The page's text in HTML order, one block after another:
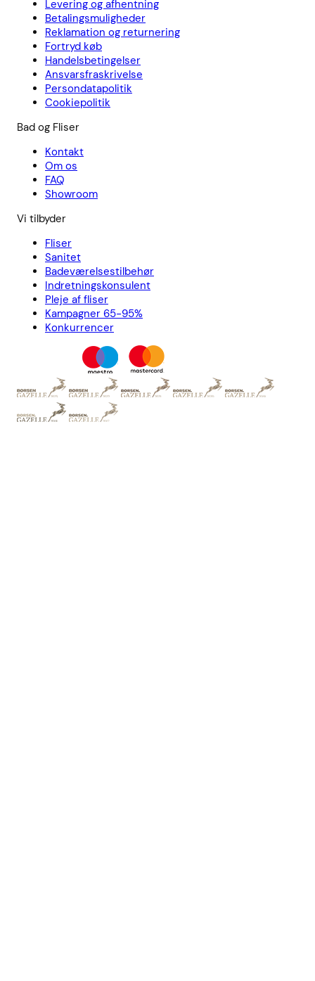
Levering og afhentning
Betalingsmuligheder
Reklamation og returnering
Fortryd køb
Handelsbetingelser
Ansvarsfraskrivelse
Persondatapolitik
Cookiepolitik
Bad og Fliser
Kontakt
Om os
FAQ
Showroom
Vi tilbyder
Fliser
Sanitet
Badeværelsestilbehør
Indretningskonsulent
Pleje af fliser
Kampagner 65-95%
Konkurrencer